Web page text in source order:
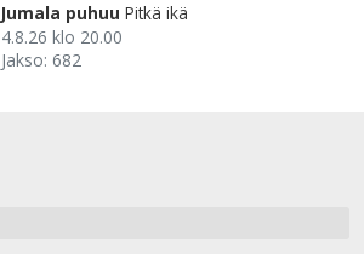
Jumala puhuu Pitkä ikä
4.8.26 klo 20.00
Jakso: 682